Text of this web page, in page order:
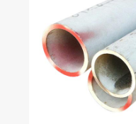
المقاوم للصدأ:
الفولاذ المقاوم
للصدأ
عرض المزيد >>